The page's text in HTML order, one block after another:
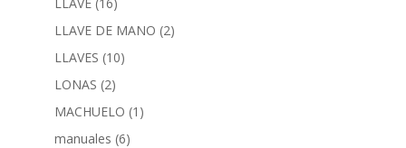
LLAVE DE MANO (2)
LLAVES (10)
LONAS (2)
MACHUELO (1)
manuales (6)